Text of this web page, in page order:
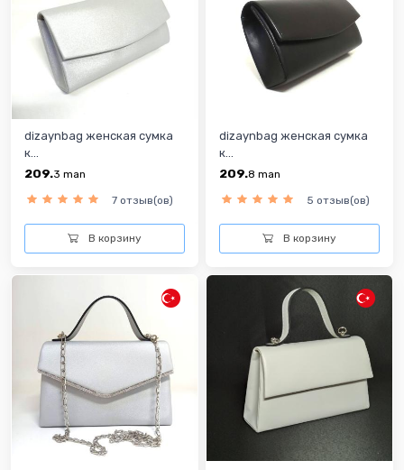
dizaynbag женская сумка
к...
209.3 man
7 отзыв(ов)
В корзину
dizaynbag женская сумка
к...
209.8 man
5 отзыв(ов)
В корзину